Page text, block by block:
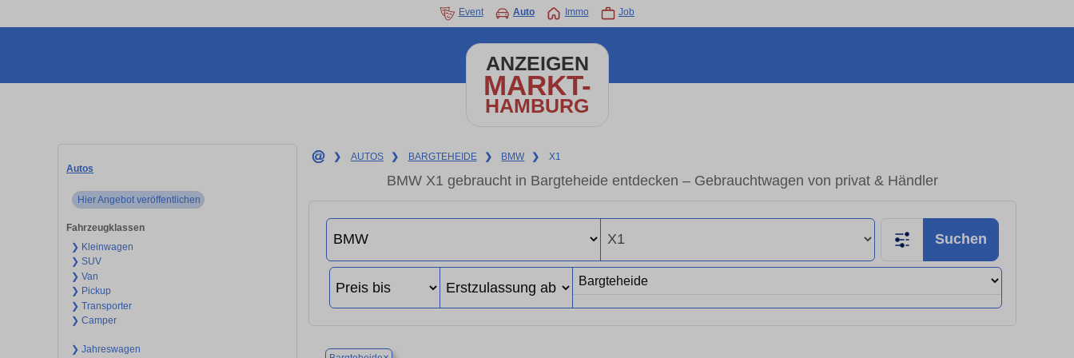
Event Auto Immo Job
ANZEIGEN
MARKT-
HAMBURG
Autos
Hier Angebot veröffentlichen
Fahrzeugklassen
❯ Kleinwagen
❯ SUV
❯ Van
❯ Pickup
❯ Transporter
❯ Camper
❯ Jahreswagen
❯ AUTOS ❯ BARGTEHEIDE ❯ BMW ❯ X1
BMW X1 gebraucht in Bargteheide entdecken – Gebrauchtwagen von privat & Händler
Suchen